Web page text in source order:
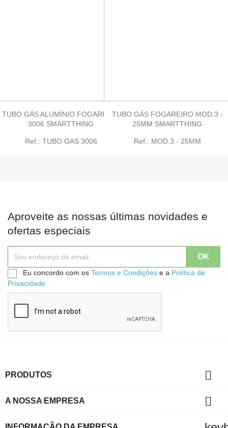
TUBO GÁS ALUMÍNIO FOGAREIRO
3006 SMARTTHING
Ref.: TUBO GAS 3006
TUBO GÁS FOGAREIRO MOD.3 -
25MM SMARTTHING
Ref.: MOD.3 - 25MM
Aproveite as nossas últimas novidades e
ofertas especiais
Eu concordo com os Termos e Condições e a Política de
Privacidade
PRODUTOS 
A NOSSA EMPRESA 